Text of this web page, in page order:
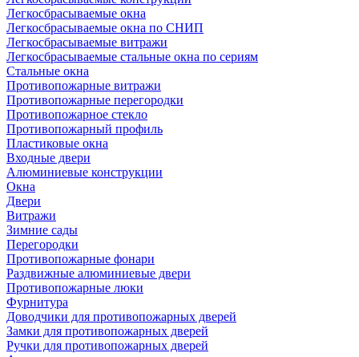
Легкосбрасываемые окна
Легкосбрасываемые окна по СНИП
Легкосбрасываемые витражи
Легкосбрасываемые стальные окна по сериям
Стальные окна
Противопожарные витражи
Противопожарные перегородки
Противопожарное стекло
Противопожарный профиль
Пластиковые окна
Входные двери
Алюминиевые конструкции
Окна
Двери
Витражи
Зимние сады
Перегородки
Противопожарные фонари
Раздвижные алюминиевые двери
Противопожарные люки
Фурнитура
Доводчики для противопожарных дверей
Замки для противопожарных дверей
Ручки для противопожарных дверей